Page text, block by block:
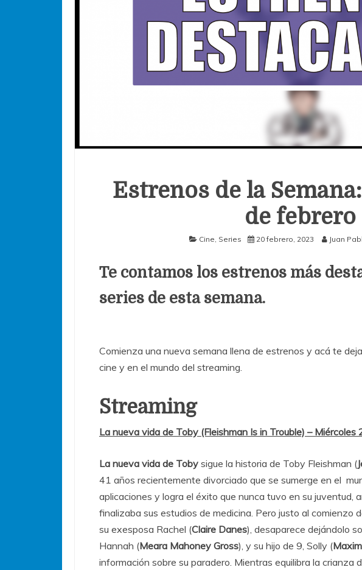
Estrenos de la
de febrero
Cine Series 20 febrero, 2023 Juan
Te contamos los estrenos más
series de esta semana.
Comienza una nueva semana llena de estrenos y acá te
cine y en el mundo del streaming.
Streaming
La nueva vida de Toby (Fleishman Is in Trouble) – Miércoles
La nueva vida de Toby sigue la historia de Toby Fleishman (
41 años recientemente divorciado que se sumerge en el
aplicaciones y logra el éxito que nunca tuvo en su juventud,
finalizaba sus estudios de medicina. Pero justo al comienzo
su exesposa Rachel (Claire Danes), desaparece dejándolo
Hannah (Meara Mahoney Gross), y su hijo de 9, Solly (
información sobre su paradero. Mientras equilibra la crianza